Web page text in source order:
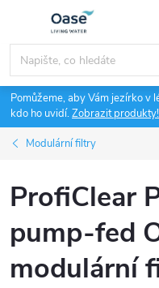
obsah
Pomůžeme, aby Vám jezírko v
kdo ho uvidí.Zobrazit produkty!
Modulární filtry
ProfiClear
pump-fed
modulární